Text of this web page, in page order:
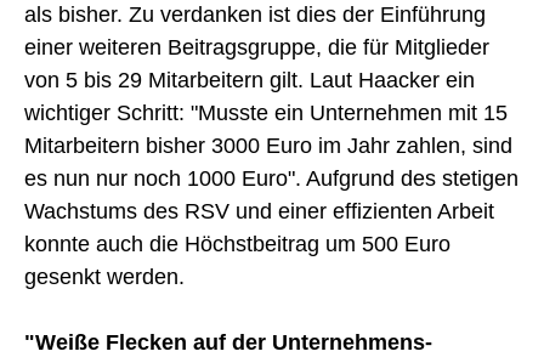
als bisher. Zu verdanken ist dies der Einführung
einer weiteren Beitragsgruppe, die für Mitglieder
von 5 bis 29 Mitarbeitern gilt. Laut Haacker ein
wichtiger Schritt: "Musste ein Unternehmen mit 15
Mitarbeitern bisher 3000 Euro im Jahr zahlen, sind
es nun nur noch 1000 Euro". Aufgrund des stetigen
Wachstums des RSV und einer effizienten Arbeit
konnte auch die Höchstbeitrag um 500 Euro
gesenkt werden.
"Weiße Flecken auf der Unternehmens-